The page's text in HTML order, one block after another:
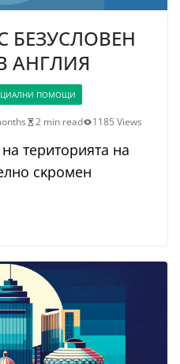
БЕЗУСЛОВЕН
АНГЛИЯ
ПОМОЩИ
2 min read 1185 Views
тepитopиятa нa
cĸpoмeн